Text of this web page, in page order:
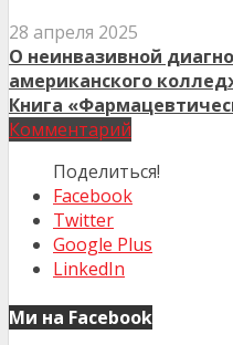
28 апреля 2025
О неинвазивной
американского
Книга
Комментарий
Поделиться!
Facebook
Twitter
Google Plus
LinkedIn
Ми на Facebook